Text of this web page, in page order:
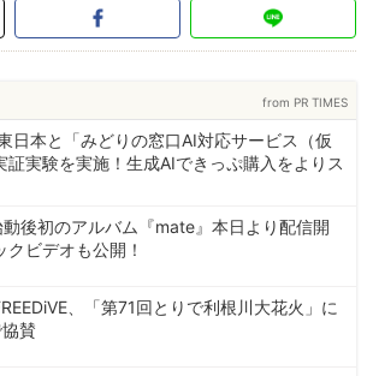
from PR TIMES
日本と「みどりの窓口AI対応サービス（仮
証実験を実施！生成AIできっぷ購入をよりス
後初のアルバム『mate』本日より配信開
クビデオも公開！
、「第71回とりで利根川大花火」に
賛